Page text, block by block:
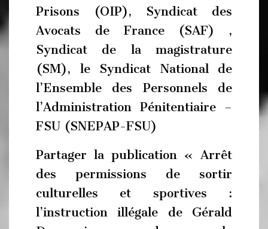
Prisons (OIP), Syndicat des
Avocats de France (SAF) ,
Syndicat de la magistrature
(SM), le Syndicat National de
l’Ensemble des Personnels de
l’Administration Pénitentiaire –
FSU (SNEPAP-FSU)
Partager la publication « Arrêt
des permissions de sortir
culturelles et sportives :
l’instruction illégale de Gérald